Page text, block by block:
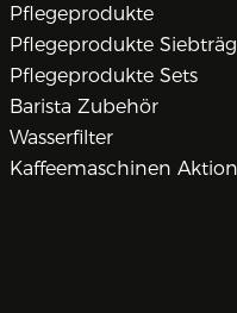
Pflegeprodukte
Pflegeprodukte
Pflegeprodukte Sets
Barista Zubehör
Wasserfilter
Kaffeemaschinen